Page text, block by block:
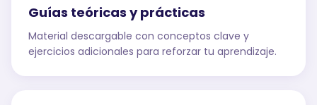
Guías teóricas y prácticas
Material descargable con conceptos clave y
ejercicios adicionales para reforzar tu aprendizaje.